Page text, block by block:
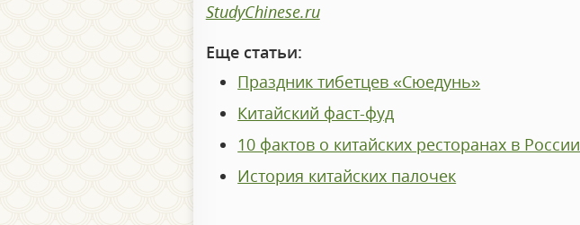
StudyChinese.ru
Еще статьи:
Праздник тибетцев «Сюедунь»
Китайский фаст-фуд
10 фактов о китайских ресторанах в России
История китайских палочек